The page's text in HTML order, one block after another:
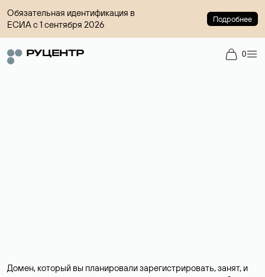
Обязательная идентификация в
ЕСИА с 1 сентября 2026
Подробнее
0
Домен, который вы планировали зарегистрировать, занят, и